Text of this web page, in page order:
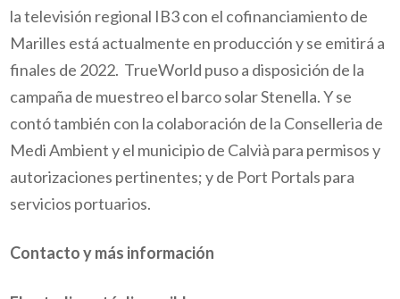
la televisión regional IB3 con el cofinanciamiento de
Marilles está actualmente en producción y se emitirá a
finales de 2022. TrueWorld puso a disposición de la
campaña de muestreo el barco solar Stenella. Y se
contó también con la colaboración de la Conselleria de
Medi Ambient y el municipio de Calvià para permisos y
autorizaciones pertinentes; y de Port Portals para
servicios portuarios.
Contacto y más información